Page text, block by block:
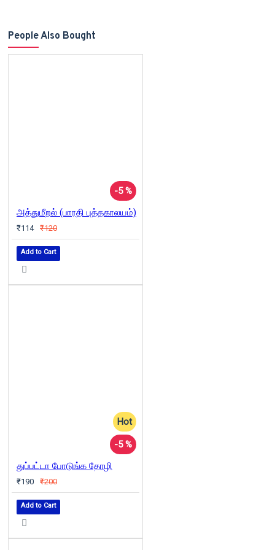
People Also Bought
-5 %
அத்துமீறல் (பாரதி புத்தகாலயம்)
₹114 ₹120
Add to Cart
Hot
-5 %
துப்பட்டா போடுங்க தோழி
₹190 ₹200
Add to Cart